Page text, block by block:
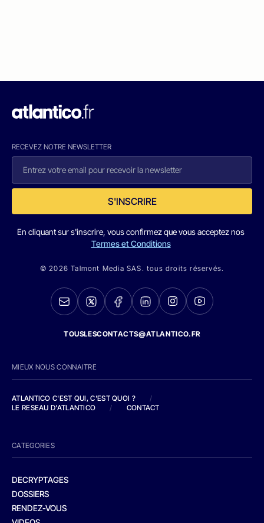
RECEVEZ NOTRE NEWSLETTER
S'INSCRIRE
En cliquant sur s'inscrire, vous confirmez que vous acceptez nos
Termes et Conditions
© 2026 Talmont Media SAS. tous droits réservés.
TOUSLESCONTACTS@ATLANTICO.FR
MIEUX NOUS CONNAITRE
ATLANTICO C'EST QUI, C'EST QUOI ?
/
LE RESEAU D'ATLANTICO
/ CONTACT
CATEGORIES
DECRYPTAGES
DOSSIERS
RENDEZ-VOUS